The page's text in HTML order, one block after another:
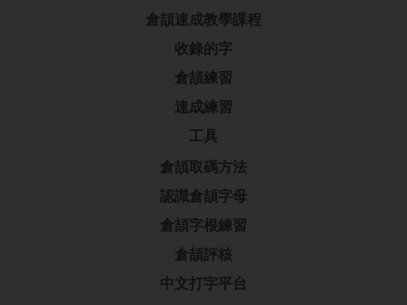
倉頡速成教學課程
收錄的字
倉頡練習
速成練習
工具
倉頡取碼方法
認識倉頡字母
倉頡字根練習
倉頡評核
中文打字平台